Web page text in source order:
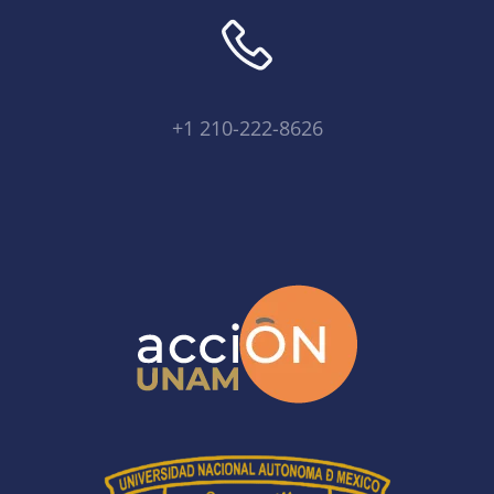
+1 210-222-8626